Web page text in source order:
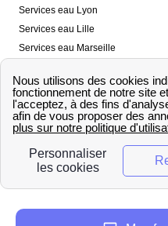
Services eau Lyon
Services eau Lille
Services eau Marseille
Services eau Toulon
Nos outils
🛁 Simulateur consommation eau